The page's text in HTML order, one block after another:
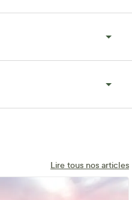
Lire tous nos articles